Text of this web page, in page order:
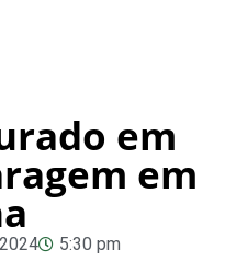
em
em
5:30 pm